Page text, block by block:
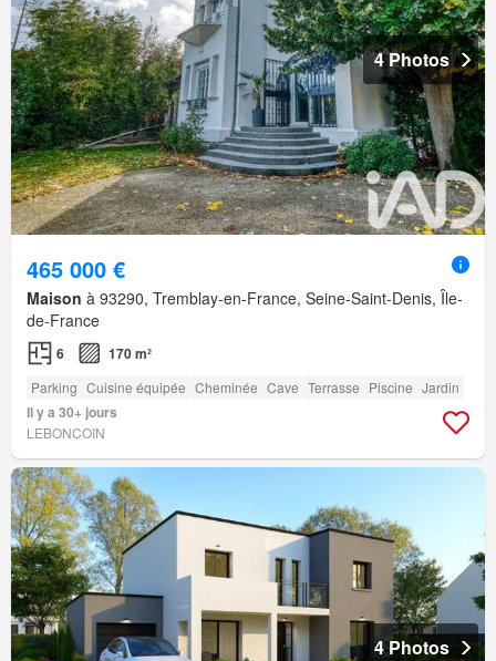
4 Photos
465 000 €
Maison à 93290, Tremblay-en-France, Seine-Saint-Denis, Île-
de-France
6 170 m²
Parking Cuisine équipée Cheminée Cave Terrasse Piscine Jardin
Il y a 30+ jours
LEBONCOIN
4 Photos